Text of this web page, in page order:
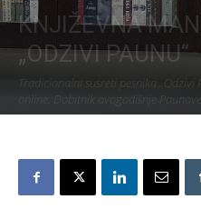
KNJIŽEVNA
„ODZIVI PAUNU“
Tradicionalni susreti pesnika „Оdzivi
online. Dobitnik ovogodišnje